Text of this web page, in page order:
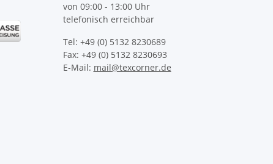
von 09:00 - 13:00 Uhr
telefonisch erreichbar
Tel: +49 (0) 5132 8230689
Fax: +49 (0) 5132 8230693
E-Mail: mail@texcorner.de